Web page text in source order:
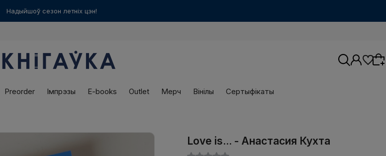
«Кнігаўка»працуе ў нядзелю! З 12:00 да 18:00
Wybierz coś dla siebie z naszej aktualnej
oferty lub zaloguj się, aby przywrócić dodane
Preorder Імпрэзы E-books Outlet Мерч Вінілы Сертыфікаты
Love is... - Анастасия Кухта